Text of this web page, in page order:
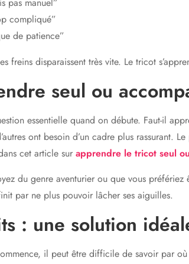
pas manuel”
compliqué”
de patience”
freins disparaissent très vite. Le tricot
seul ou
essentielle quand on débute. Faut-il
ont besoin d’un cadre plus rassurant.
cet article sur apprendre le tricot seul
du genre aventurier ou que vous
par ne plus pouvoir lâcher ses aiguilles.
: une solution
il peut être difficile de savoir par